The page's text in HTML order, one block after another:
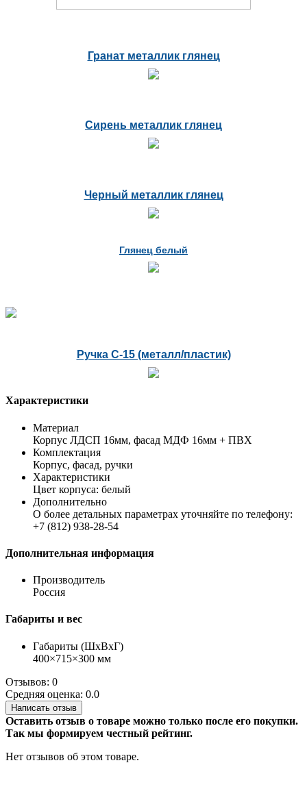
Гранат металлик глянец
Сирень металлик глянец
Черный металлик глянец
Глянец белый
Ручка С-15 (металл/пластик)
Характеристики
Материал
Корпус ЛДСП 16мм, фасад МДФ 16мм + ПВХ
Комплектация
Корпус, фасад, ручки
Характеристики
Цвет корпуса: белый
Дополнительно
О более детальных параметрах уточняйте по телефону:
+7 (812) 938-28-54
Дополнительная информация
Производитель
Россия
Габариты и вес
Габариты (ШхВхГ)
400×715×300 мм
Отзывов: 0
Средняя оценка: 0.0
Написать отзыв
Оставить отзыв о товаре можно только после его покупки.
Так мы формируем честный рейтинг.
Нет отзывов об этом товаре.